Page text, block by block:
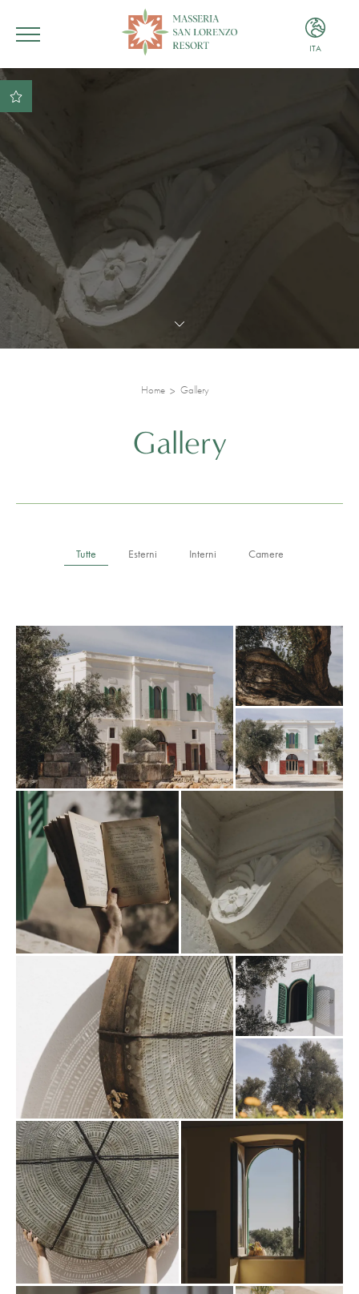
ITA
consumazioni presso il
nostro ristorante
Parcheggio gratuito
Libero accesso in piscina
con teli inclusi
Home Gallery
Gallery
Tutte Esterni Interni Camere
gallery-generale